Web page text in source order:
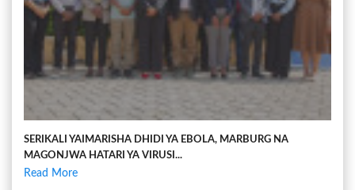
SERIKALI YAIMARISHA DHIDI YA EBOLA, MARBURG NA
MAGONJWA HATARI YA VIRUSI...
Read More